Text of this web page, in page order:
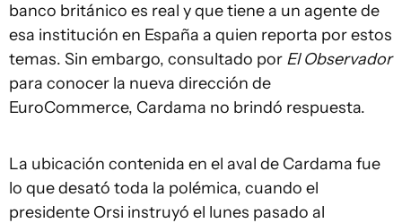
banco británico es real y que tiene a un agente de
esa institución en España a quien reporta por estos
temas. Sin embargo, consultado por El Observador
para conocer la nueva dirección de
EuroCommerce, Cardama no brindó respuesta.
La ubicación contenida en el aval de Cardama fue
lo que desató toda la polémica, cuando el
presidente Orsi instruyó el lunes pasado al